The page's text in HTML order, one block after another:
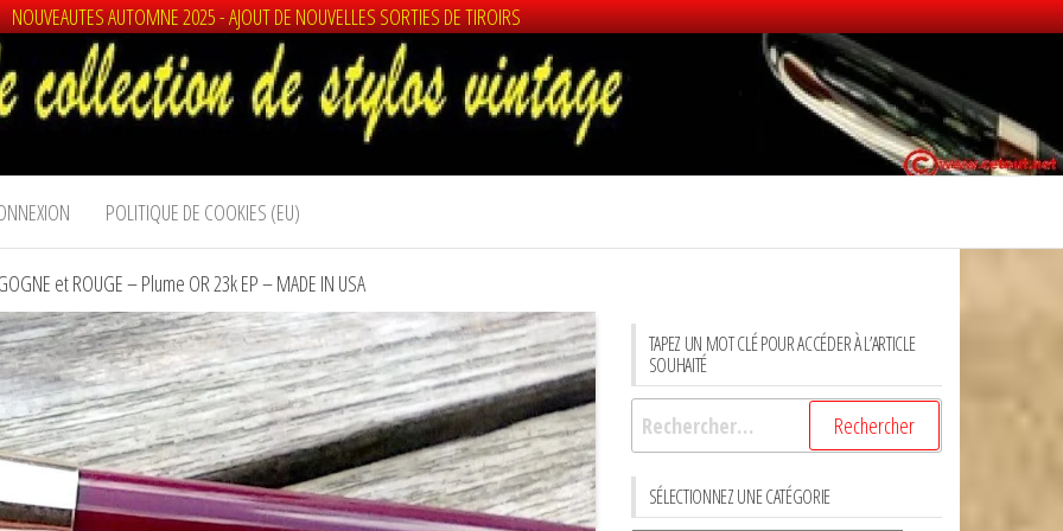
NOUVEAUTES AUTOMNE 2025 - AJOUT DE NOUVELLES SORTIES DE TIROIRS
POLITIQUE DE COOKIES (EU)
et ROUGE – Plume OR 23k EP – MADE IN USA
TAPEZ UN MOT CLÉ POUR ACCÉDER À L’ARTICLE
SOUHAITÉ
Rechercher :
SÉLECTIONNEZ UNE CATÉGORIE